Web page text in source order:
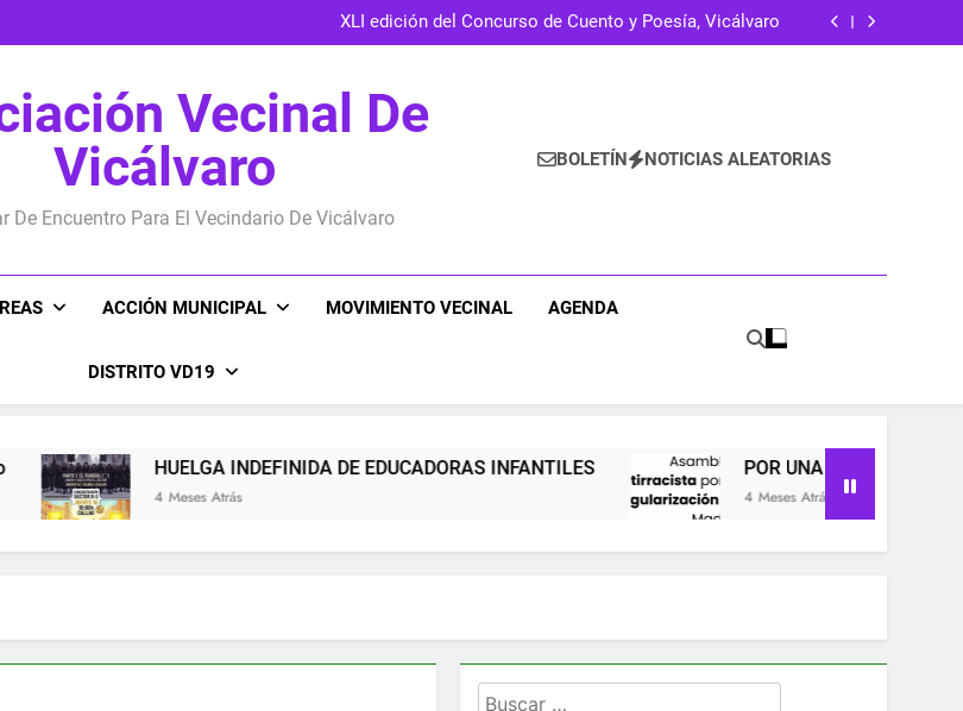
XLI edición del Concurso de Cuento y Poesía, Vicálvaro
HUELGA INDEFINIDA DE EDUCADORAS INFANTILES
XLI edición del Concurso de Cuento y Poesía, Vicálvaro
HUELGA INDEFINIDA DE EDUCADORAS INFANTILES
POR UNA REGULARIZACIÓN CON JUSTICIA SOCIAL Y RACIAL
Vecinal De
Vicálvaro
De Encuentro Para El Vecindario De Vicálvaro
BOLETÍN NOTICIAS ALEATORIAS
ACCIÓN MUNICIPAL MOVIMIENTO VECINAL AGENDA
DISTRITO VD19
HUELGA INDEFINIDA DE EDUCADORAS INFANTILES
4 Meses Atrás
POR UNA REGULARIZACIÓN CON
4 Meses Atrás
Buscar: